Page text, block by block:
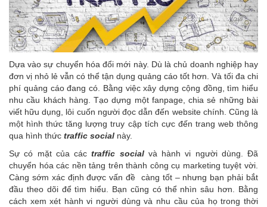
Dựa vào sự chuyển hóa đổi mới này. Dù là chủ doanh nghiệp hay
đơn vị nhỏ lẻ vẫn có thể tận dụng quảng cáo tốt hơn. Và tối đa chi
phí quảng cáo đang có. Bằng việc xây dựng cộng đồng, tìm hiểu
nhu cầu khách hàng. Tạo dựng một fanpage, chia sẻ những bài
viết hữu dụng, lôi cuốn người đọc dẫn đến website chính. Cũng là
một hình thức tăng lượng truy cập tích cực đến trang web thông
qua hình thức traffic social này.
Sự có mặt của cáctraffic socialvà hành vi người dùng. Đã
chuyển hóa các nền tảng trên thành công cụ marketing tuyệt vời.
Càng sớm xác định được vấn đề càng tốt – nhưng bạn phải bắt
đầu theo dõi để tìm hiểu. Bạn cũng có thể nhìn sâu hơn. Bằng
cách xem xét hành vi người dùng và nhu cầu của họ trong thời